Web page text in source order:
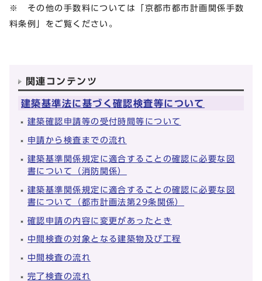
※ その他の手数料については「京都市都市計画関係手数
料条例」をご覧ください。
関連コンテンツ
建築基準法に基づく確認検査等について
建築確認申請等の受付時間等について
申請から検査までの流れ
建築基準関係規定に適合することの確認に必要な図
書について（消防関係）
建築基準関係規定に適合することの確認に必要な図
書について（都市計画法第29条関係）
確認申請の内容に変更があったとき
中間検査の対象となる建築物及び工程
中間検査の流れ
完了検査の流れ